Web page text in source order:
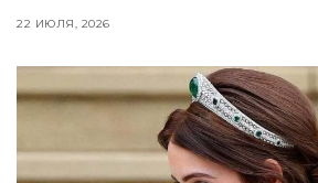
22 ИЮЛЯ, 2026